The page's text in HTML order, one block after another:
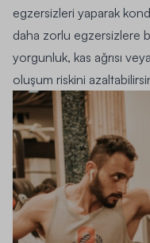
egzersizleri yaparak
daha zorlu egzersizlere
yorgunluk, kas ağrısı
oluşum riskini